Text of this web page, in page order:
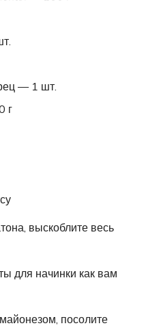
— 1 шт.
г
выскоблите весь
для начинки как вам
посолите